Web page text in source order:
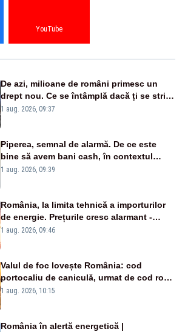
YouTube
De azi, milioane de români primesc un
drept nou. Ce se întâmplă dacă ți se strică
un produs
1 aug. 2026, 09:37
Piperea, semnal de alarmă. De ce este
bine să avem bani cash, în contextul
alertei energetice?
1 aug. 2026, 09:39
România, la limita tehnică a importurilor
de energie. Prețurile cresc alarmant -
Analiză Realitatea Plus
1 aug. 2026, 09:46
Valul de foc lovește România: cod
portocaliu de caniculă, urmat de cod roșu
duminică. Temperaturile urcă spre 40°C
1 aug. 2026, 10:15
România în alertă energetică |